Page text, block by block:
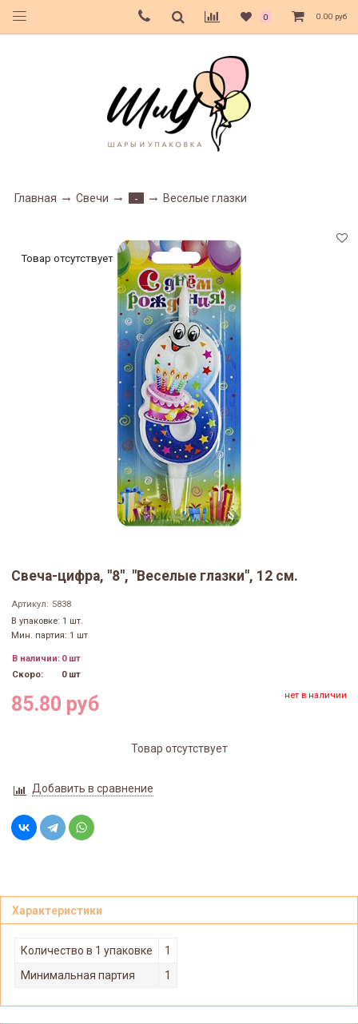
0 0.00 руб
Главная Свечи - Веселые глазки
Товар отсутствует
Свеча-цифра, "8", "Веселые глазки", 12 см.
Артикул: 5838
В упаковке: 1 шт.
Мин. партия: 1 шт
В наличии: 0 шт
Скоро:
0 шт
85.80 руб нет в наличии
Товар отсутствует
Добавить в сравнение
Характеристики
Количество в 1 упаковке
1
Минимальная партия
1